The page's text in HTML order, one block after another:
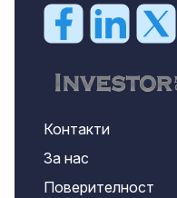
Контакти
За нас
Поверителност